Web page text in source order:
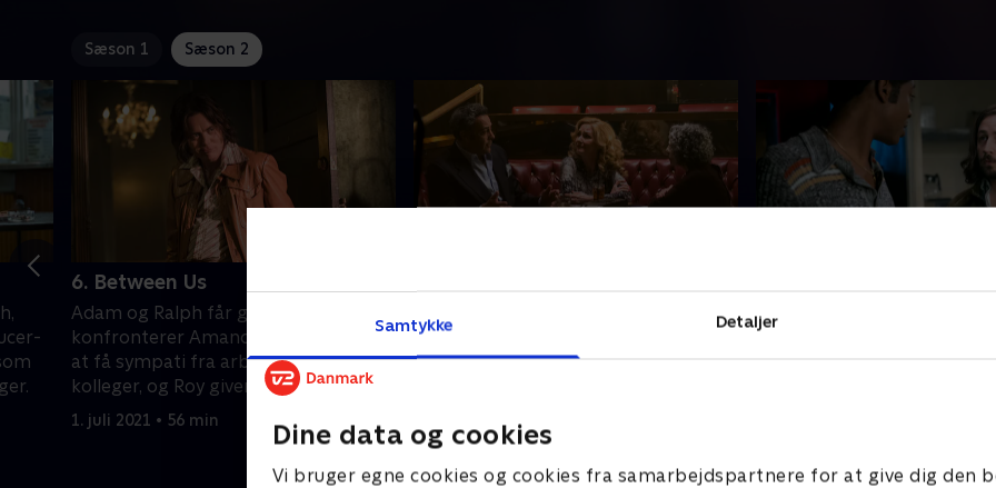
Samtykke Detaljer
Dine data og cookies
Vi bruger egne cookies og cookies fra samarbejdspartnere for at give dig den
Sæson 1 Sæson 2
6. Between Us
Adam og Ralph får godt nyt. Goldie
konfronterer Amanda. Ron forsøger
at få sympati fra arbejdsgivere og
kolleger, og Roy giver Eddie en lektie i
kærlighed.
1. juli 2021 • 56 min
tjeneste. Ralph og Adam taler med
Dawn om en mulighed. Amanda
1. juli 2021 • 56 min
En misfornøjet Bill bliver